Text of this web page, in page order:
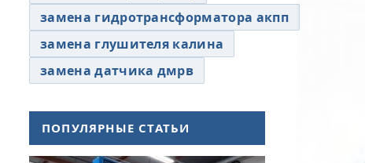
замена гидротрансформатора акпп
замена глушителя калина
замена датчика дмрв
ПОПУЛЯРНЫЕ СТАТЬИ